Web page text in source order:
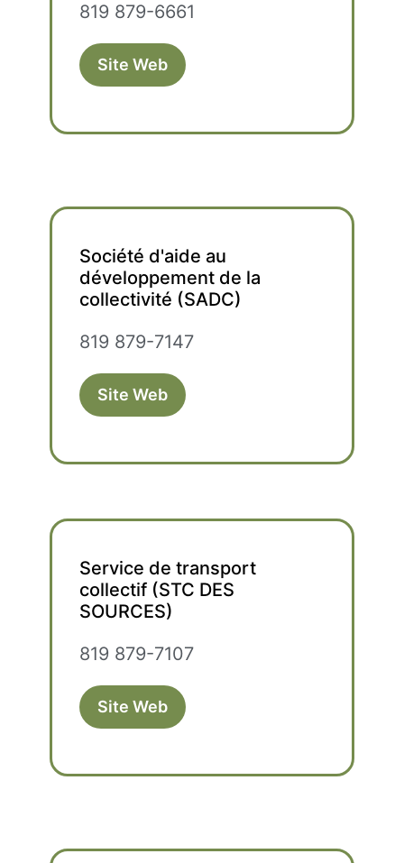
819 879-6661
Site Web
Société d'aide au
développement de la
collectivité (SADC)
819 879-7147
Site Web
Service de transport
collectif (STC DES
SOURCES)
819 879-7107
Site Web